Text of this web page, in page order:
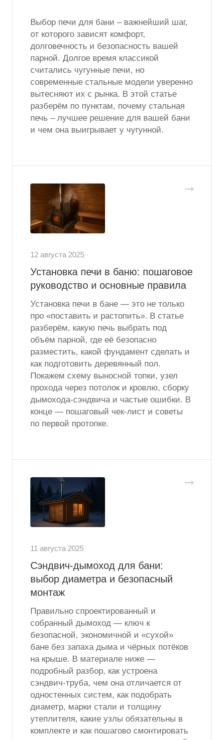
Выбор печи для бани – важнейший шаг,
от которого зависят комфорт,
долговечность и безопасность вашей
парной. Долгое время классикой
считались чугунные печи, но
современные стальные модели уверенно
вытесняют их с рынка. В этой статье
разберём по пунктам, почему стальная
печь – лучшее решение для вашей бани
и чем она выигрывает у чугунной.
12 августа 2025
Установка печи в баню: пошаговое
руководство и основные правила
Установка печи в бане — это не только
про «поставить и растопить». В статье
разберём, какую печь выбрать под
объём парной, где её безопасно
разместить, какой фундамент сделать и
как подготовить деревянный пол.
Покажем схему выносной топки, узел
прохода через потолок и кровлю, сборку
дымохода-сэндвича и частые ошибки. В
конце — пошаговый чек-лист и советы
по первой протопке.
11 августа 2025
Сэндвич-дымоход для бани:
выбор диаметра и безопасный
монтаж
Правильно спроектированный и
собранный дымоход — ключ к
безопасной, экономичной и «сухой»
бане без запаха дыма и чёрных потёков
на крыше. В материале ниже —
подробный разбор, как устроена
сэндвич-труба, чем она отличается от
одностенных систем, как подобрать
диаметр, марки стали и толщину
утеплителя, какие узлы обязательны в
комплекте и как пошагово смонтировать